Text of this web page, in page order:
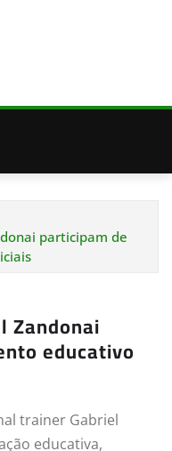
participam de
Zandonai
educativo
trainer Gabriel
educativa,